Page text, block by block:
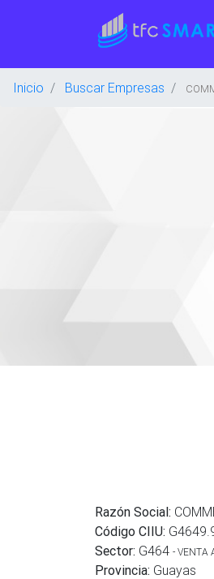
Inicio Buscar Empresas
Razón Social:
Código CIIU:
Sector: G464 - VENTA
Provincia: Guayas